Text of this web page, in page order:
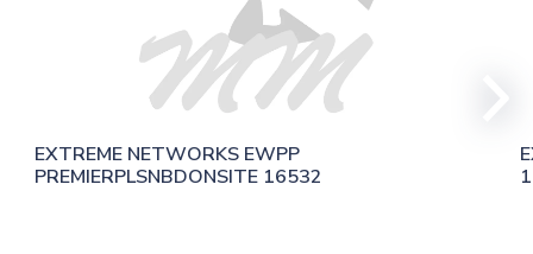
EXTREME NETWORKS EWPP
PREMIERPLSNBDONSITE 16532